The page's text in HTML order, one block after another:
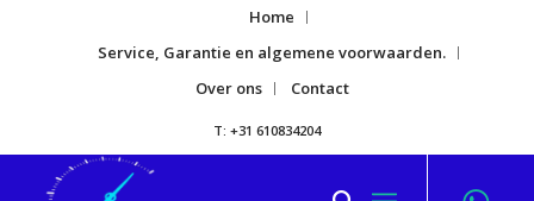
Home
Service, Garantie en algemene voorwaarden.
Over ons
Contact
T: +31 610834204